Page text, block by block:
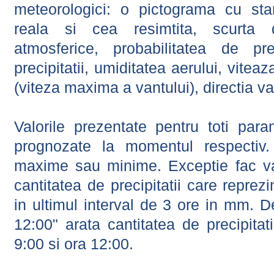
meteorologici: o pictograma cu
reala si cea resimtita, scurta
atmosferice, probabilitatea de
precipitatii, umiditatea aerului,
(viteza maxima a vantului), directia
Valorile prezentate pentru toti
prognozate la momentul
maxime sau minime. Exceptie fac
cantitatea de precipitatii care
in ultimul interval de 3 ore in mm.
12:00" arata cantitatea de
9:00 si ora 12:00.